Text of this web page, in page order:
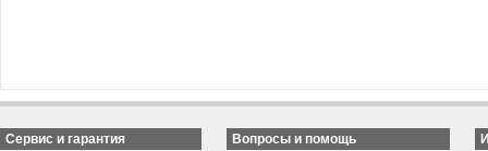
Сервис и гарантия
Вопросы и помощь